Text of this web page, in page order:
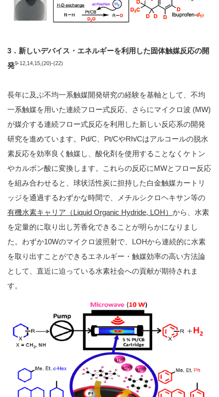
3 ．新しいデバイス ・エネルギーを利用した固体触媒反応の開
発9-12,14,15,(20)-(22)
長年に及ぶ不均一系触媒開発研究の経験を基軸として、不均
一系触媒を用いた連続フロー式反応、さらにマイクロ波 (MW)
が媒介する連続フロー式反応を利用した新しい反応系の開発
研究を進めています。Pd/C、Pt/CやRh/Cはアルコールの脱水
素反応を効率良く触媒し、酸化剤を使用することなくケトン
やカルボン酸に変換します。これらの反応にMWとフロー反応
を組み合わせると、球状活性炭に担持した白金触媒カートリ
ッジを通過するわずかな時間で、メチルシクロヘキサン等の
有機水素キャリア（Liquid Organic Hydride, LOH） から、水素
を定量的に取り出し芳香化できることが明らかになりまし
た。わずか10Wのマイクロ波照射で、LOHから連続的に水素
を取り出すことができるエネルギー・触媒効率の高い方法論
として、直近に迫っている水素社会への貢献が期待されま
す。